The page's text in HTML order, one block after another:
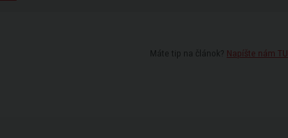
Máte tip na článok? Napíšte nám TU